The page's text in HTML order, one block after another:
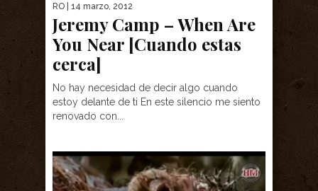
RO | 14 marzo, 2012
Jeremy Camp – When Are
You Near [Cuando estas
cerca]
No hay necesidad de decir algo cuando
estoy delante de ti En este silencio me siento
renovado con...